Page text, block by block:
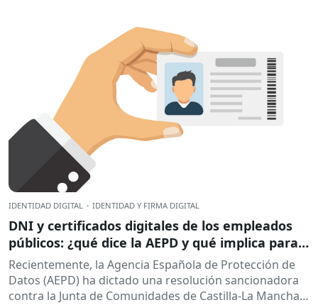
IDENTIDAD DIGITAL · IDENTIDAD Y FIRMA DIGITAL
DNI y certificados digitales de los empleados
públicos: ¿qué dice la AEPD y qué implica para
las administraciones?
Recientemente, la Agencia Española de Protección de
Datos (AEPD) ha dictado una resolución sancionadora
contra la Junta de Comunidades de Castilla-La Mancha